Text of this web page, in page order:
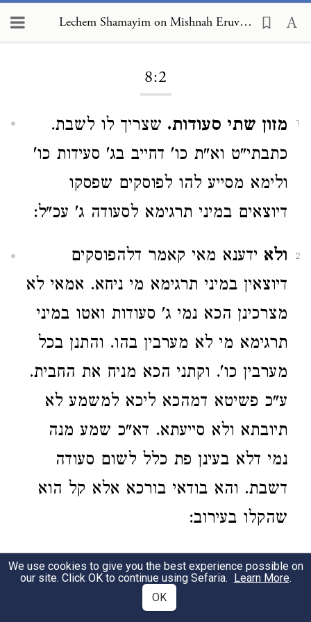
Lechem Shamayim on Mishnah Eruvin 8:2
8:2
1 מזון שתי סעודות. שצריך לו לשבת.
כתבתי"ט וא"ת כו' דחייב בג' סעידות כו'
ולימא מסייע להו לפוסקים שפסקו
דיוצאים במיני תרגימא לסעודה ג' עכ"ל:
2 ולא ידענא מאי קאמר דלהפוסקים
דיוצאין במיני תרגימא מי ניחא. אמאי לא
מצרכינן הכא נמי ג' סעודות ואטו במיני
תרגימא מי לא מערבין בהו. והתנן בכל
מערבין כו'. וקתני הכא מניח את החבית.
ע"כ פשיטא דמהכא ליכא למשמע לא
תיובתא ולא סייעתא. דא"כ שמע מנה
נמי דלא בעינן פת כלל לשום סעודה
דשבת. והא בודאי בורכא אלא קל הוא
שהקלו בעירוב:
8:3
We use cookies to give you the best experience possible on
our site. Click OK to continue using Sefaria. Learn More.
OK